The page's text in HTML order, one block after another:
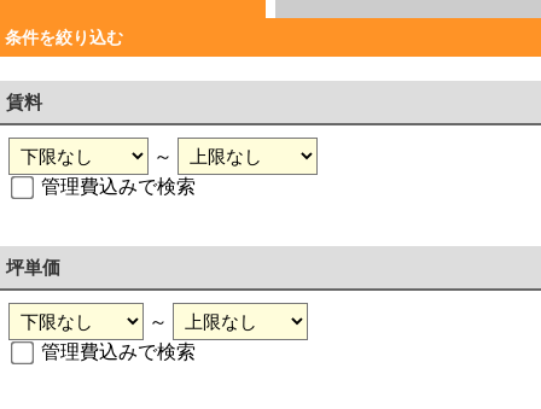
条件を絞り込む
賃料
～
管理費込みで検索
坪単価
～
管理費込みで検索